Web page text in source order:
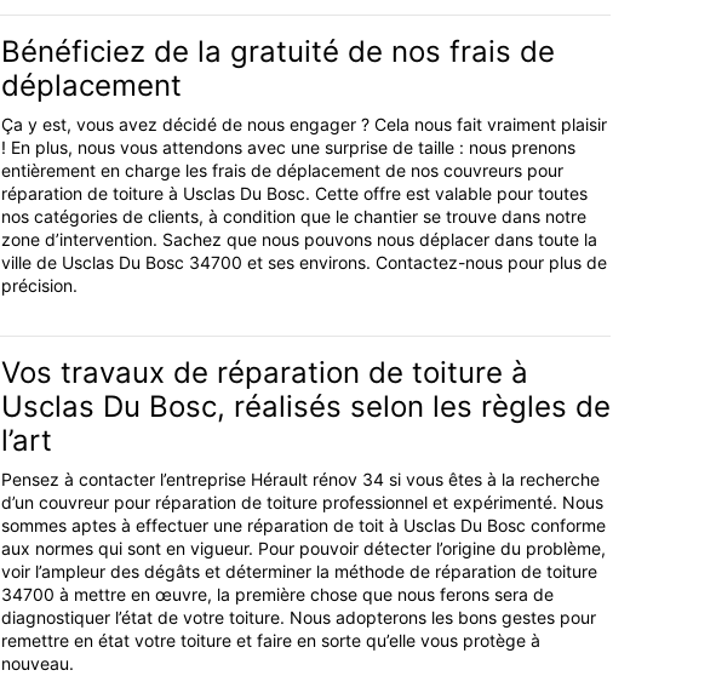
Bénéficiez de la gratuité de nos frais de
déplacement
Ça y est, vous avez décidé de nous engager ? Cela nous fait vraiment plaisir
! En plus, nous vous attendons avec une surprise de taille : nous prenons
entièrement en charge les frais de déplacement de nos couvreurs pour
réparation de toiture à Usclas Du Bosc. Cette offre est valable pour toutes
nos catégories de clients, à condition que le chantier se trouve dans notre
zone d’intervention. Sachez que nous pouvons nous déplacer dans toute la
ville de Usclas Du Bosc 34700 et ses environs. Contactez-nous pour plus de
précision.
Vos travaux de réparation de toiture à
Usclas Du Bosc, réalisés selon les règles de
l’art
Pensez à contacter l’entreprise Hérault rénov 34 si vous êtes à la recherche
d’un couvreur pour réparation de toiture professionnel et expérimenté. Nous
sommes aptes à effectuer une réparation de toit à Usclas Du Bosc conforme
aux normes qui sont en vigueur. Pour pouvoir détecter l’origine du problème,
voir l’ampleur des dégâts et déterminer la méthode de réparation de toiture
34700 à mettre en œuvre, la première chose que nous ferons sera de
diagnostiquer l’état de votre toiture. Nous adopterons les bons gestes pour
remettre en état votre toiture et faire en sorte qu’elle vous protège à
nouveau.